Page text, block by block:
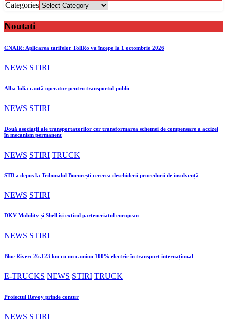
Categories
Noutati
CNAIR: Aplicarea tarifelor TollRo va începe la 1 octombrie 2026
NEWS STIRI
Alba Iulia caută operator pentru transportul public
NEWS STIRI
Două asociații ale transportatorilor cer transformarea schemei de compensare a accizei
în mecanism permanent
NEWS STIRI TRUCK
STB a depus la Tribunalul București cererea deschiderii procedurii de insolvență
NEWS STIRI
DKV Mobility și Shell își extind parteneriatul european
NEWS STIRI
Blue River: 26.123 km cu un camion 100% electric în transport internațional
E-TRUCKS NEWS STIRI TRUCK
Proiectul Revoy prinde contur
NEWS STIRI